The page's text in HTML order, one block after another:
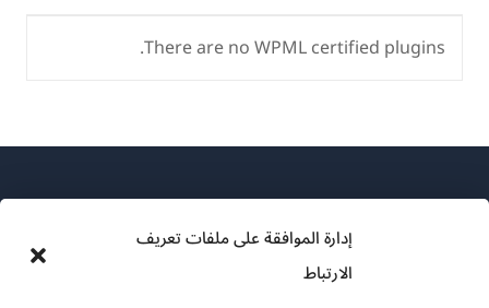
إدارة الموافقة على ملفات تعريف
الارتباط
There are no WPML certified plugins.